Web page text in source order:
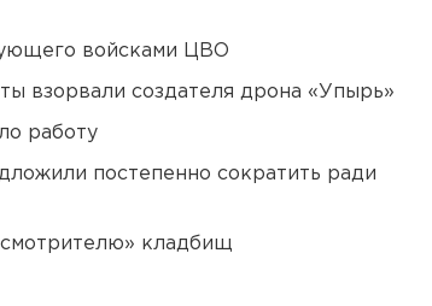
войсками ЦВО
взорвали создателя дрона «Упырь»
работу
постепенно сократить ради
кладбищ